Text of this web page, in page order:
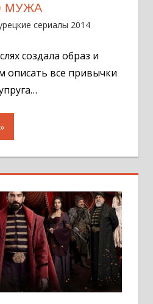
МУЖА
сериалы 2014
создала образ и
описать все привычки